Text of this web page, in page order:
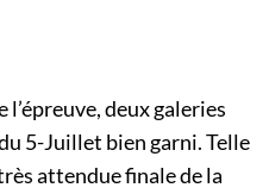
deux galeries
5-Juillet bien garni. Telle
attendue finale de la